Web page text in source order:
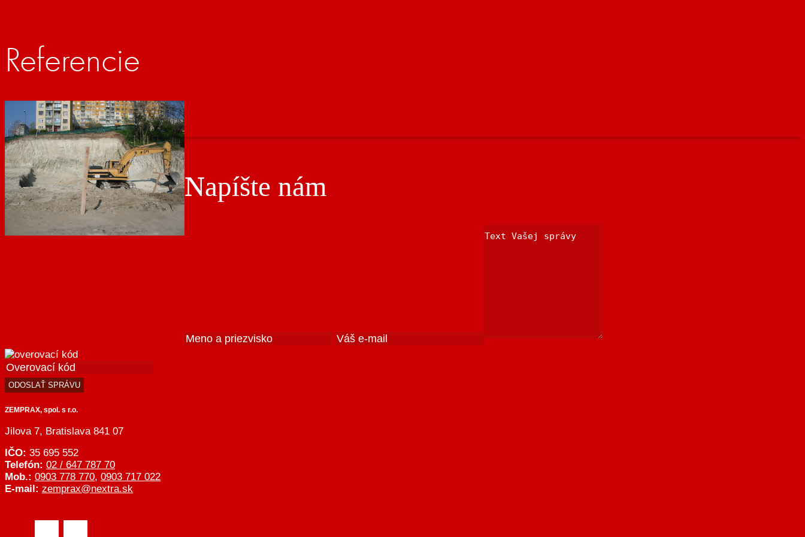
Referencie
Napíšte nám
ZEMPRAX, spol. s r.o.
Jilova 7, Bratislava 841 07
IČO: 35 695 552
Telefón: 02 / 647 787 70
Mob.: 0903 778 770, 0903 717 022
E-mail: zemprax@nextra.sk